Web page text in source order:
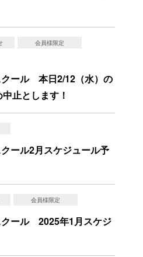
会員様限定
ール 本日2/12（水）の
止とします！
ール2月スケジュール予
会員様限定
ール 2025年1月スケジ